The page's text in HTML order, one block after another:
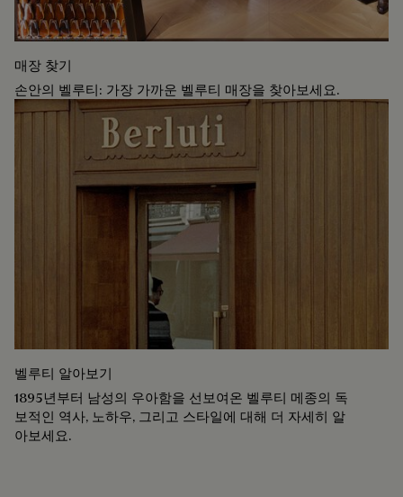
매장 찾기
손안의 벨루티: 가장 가까운 벨루티 매장을 찾아보세요.
벨루티 알아보기
1895년부터 남성의 우아함을 선보여온 벨루티 메종의 독
보적인 역사, 노하우, 그리고 스타일에 대해 더 자세히 알
아보세요.